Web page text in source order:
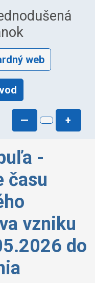
web
— +
-
času
vzniku
do